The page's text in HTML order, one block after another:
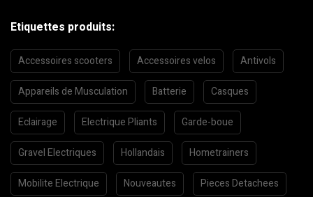
Etiquettes produits:
Accessoires scooters Accessoires velos Antivols
Appareils de Musculation Batterie Casques
Eclairage Electrique Pliants Garde-boue
Gravel Electriques Hollandais Hometrainers
Mobilite Electrique Nouveautes Pieces Detachees